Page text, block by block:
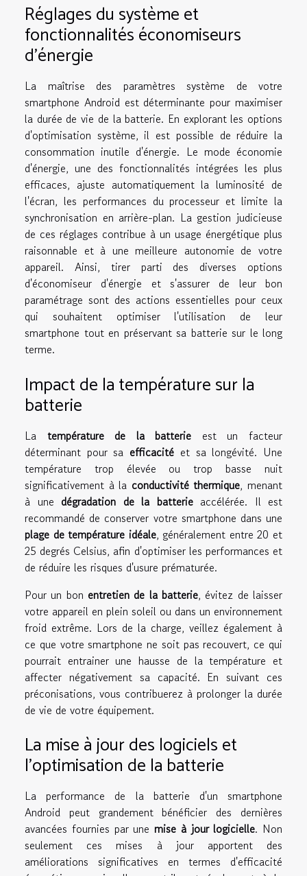
Réglages du système et
fonctionnalités économiseurs
d'énergie
La maîtrise des paramètres système de votre
smartphone Android est déterminante pour maximiser
la durée de vie de la batterie. En explorant les options
d'optimisation système, il est possible de réduire la
consommation inutile d'énergie. Le mode économie
d'énergie, une des fonctionnalités intégrées les plus
efficaces, ajuste automatiquement la luminosité de
l'écran, les performances du processeur et limite la
synchronisation en arrière-plan. La gestion judicieuse
de ces réglages contribue à un usage énergétique plus
raisonnable et à une meilleure autonomie de votre
appareil. Ainsi, tirer parti des diverses options
d'économiseur d'énergie et s'assurer de leur bon
paramétrage sont des actions essentielles pour ceux
qui souhaitent optimiser l'utilisation de leur
smartphone tout en préservant sa batterie sur le long
terme.
Impact de la température sur la
batterie
La température de la batterie est un facteur
déterminant pour sa efficacité et sa longévité. Une
température trop élevée ou trop basse nuit
significativement à la conductivité thermique, menant
à une dégradation de la batterieaccélérée. Il est
recommandé de conserver votre smartphone dans une
plage de température idéale, généralement entre 20 et
25 degrés Celsius, afin d'optimiser les performances et
de réduire les risques d'usure prématurée.
Pour un bon entretien de la batterie, évitez de laisser
votre appareil en plein soleil ou dans un environnement
froid extrême. Lors de la charge, veillez également à
ce que votre smartphone ne soit pas recouvert, ce qui
pourrait entrainer une hausse de la température et
affecter négativement sa capacité. En suivant ces
préconisations, vous contribuerez à prolonger la durée
de vie de votre équipement.
La mise à jour des logiciels et
l'optimisation de la batterie
La performance de la batterie d'un smartphone
Android peut grandement bénéficier des dernières
avancées fournies par une mise à jour logicielle. Non
seulement ces mises à jour apportent des
améliorations significatives en termes d'efficacité